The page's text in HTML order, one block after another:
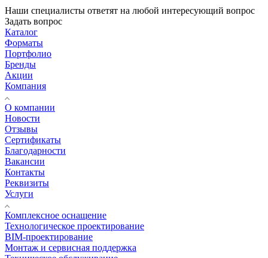
Наши специалисты ответят на любой интересующий вопрос
Задать вопрос
Каталог
Форматы
Портфолио
Бренды
Акции
Компания
О компании
Новости
Отзывы
Сертификаты
Благодарности
Вакансии
Контакты
Реквизиты
Услуги
Комплексное оснащение
Технологическое проектирование
BIM-проектирование
Монтаж и сервисная поддержка